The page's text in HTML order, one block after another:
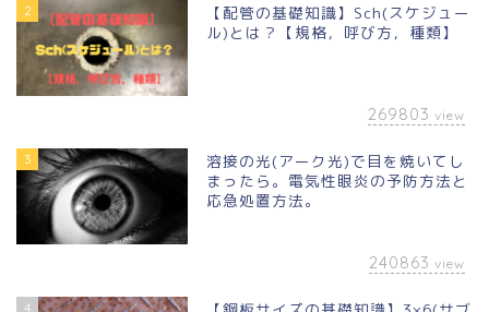
2
【配管の基礎知識】Sch(スケジュー
ル)とは？【規格，呼び方，種類】
269803 view
3
溶接の光(アーク光)で目を焼いてし
まったら。電気性眼炎の予防方法と
応急処置方法。
240863 view
4